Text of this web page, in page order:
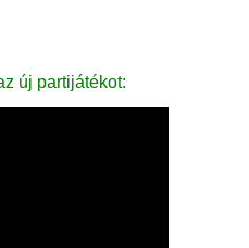
új partijátékot: